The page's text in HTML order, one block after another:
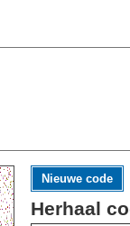
Nieuwe code
Herhaal